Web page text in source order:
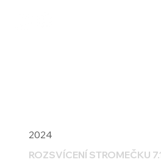
ROZSVÍCENÍ STROMEČKU
2024